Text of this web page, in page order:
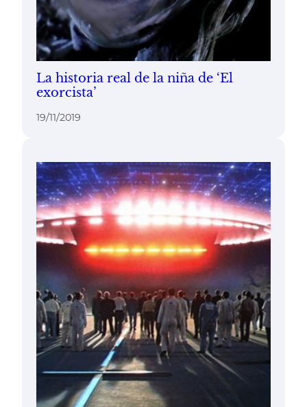
La historia real de la niña de ‘El
exorcista’
19/11/2019